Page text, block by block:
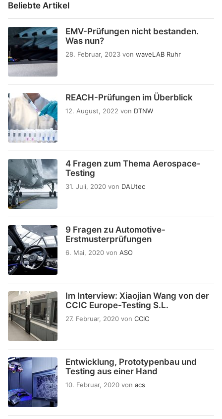
Beliebte Artikel
EMV-Prüfungen nicht bestanden.
Was nun?
28. Februar, 2023 von waveLAB Ruhr
REACH-Prüfungen im Überblick
12. August, 2022 von DTNW
4 Fragen zum Thema Aerospace-
Testing
31. Juli, 2020 von DAUtec
9 Fragen zu Automotive-
Erstmusterprüfungen
6. Mai, 2020 von ASO
Im Interview: Xiaojian Wang von der
CCIC Europe-Testing S.L.
27. Februar, 2020 von CCIC
Entwicklung, Prototypenbau und
Testing aus einer Hand
10. Februar, 2020 von acs